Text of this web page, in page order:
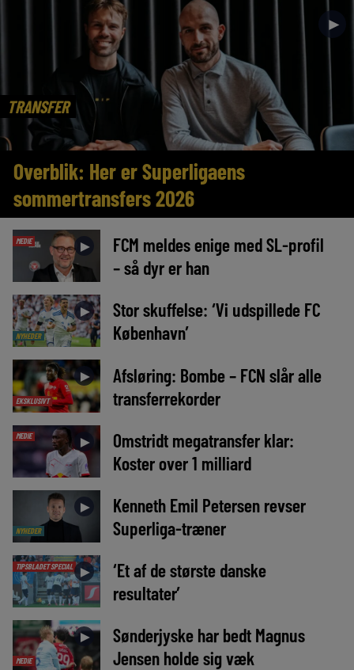
TRANSFER
►
Overblik: Her er Superligaens
sommertransfers 2026
MEDIE ►
FCM meldes enige med SL-profil
– så dyr er han
NYHEDER
►
Stor skuffelse: ‘Vi udspillede FC
København’
EKSKLUSIVT
►
Afsløring: Bombe – FCN slår alle
transferrekorder
MEDIE ►
Omstridt megatransfer klar:
Koster over 1 milliard
NYHEDER
►
Kenneth Emil Petersen revser
Superliga-træner
TIPSBLADET SPECIAL ►
‘Et af de største danske
resultater’
MEDIE
►
Sønderjyske har bedt Magnus
Jensen holde sig væk